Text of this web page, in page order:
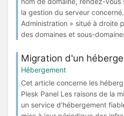
la gestion du serveur
Administration » situé à droite
des domaines et sous-
Migration d'un
Hébergement
Cet article concerne les
Plesk Panel Les raisons de la
un service d'hébergement